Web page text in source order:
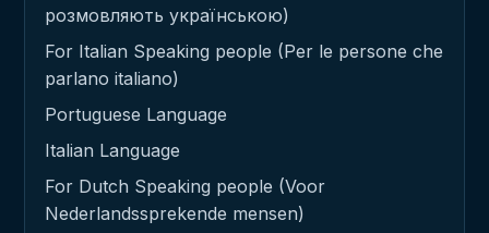
розмовляють українською)
For Italian Speaking people (Per le persone che
parlano italiano)
Portuguese Language
Italian Language
For Dutch Speaking people (Voor
Nederlandssprekende mensen)